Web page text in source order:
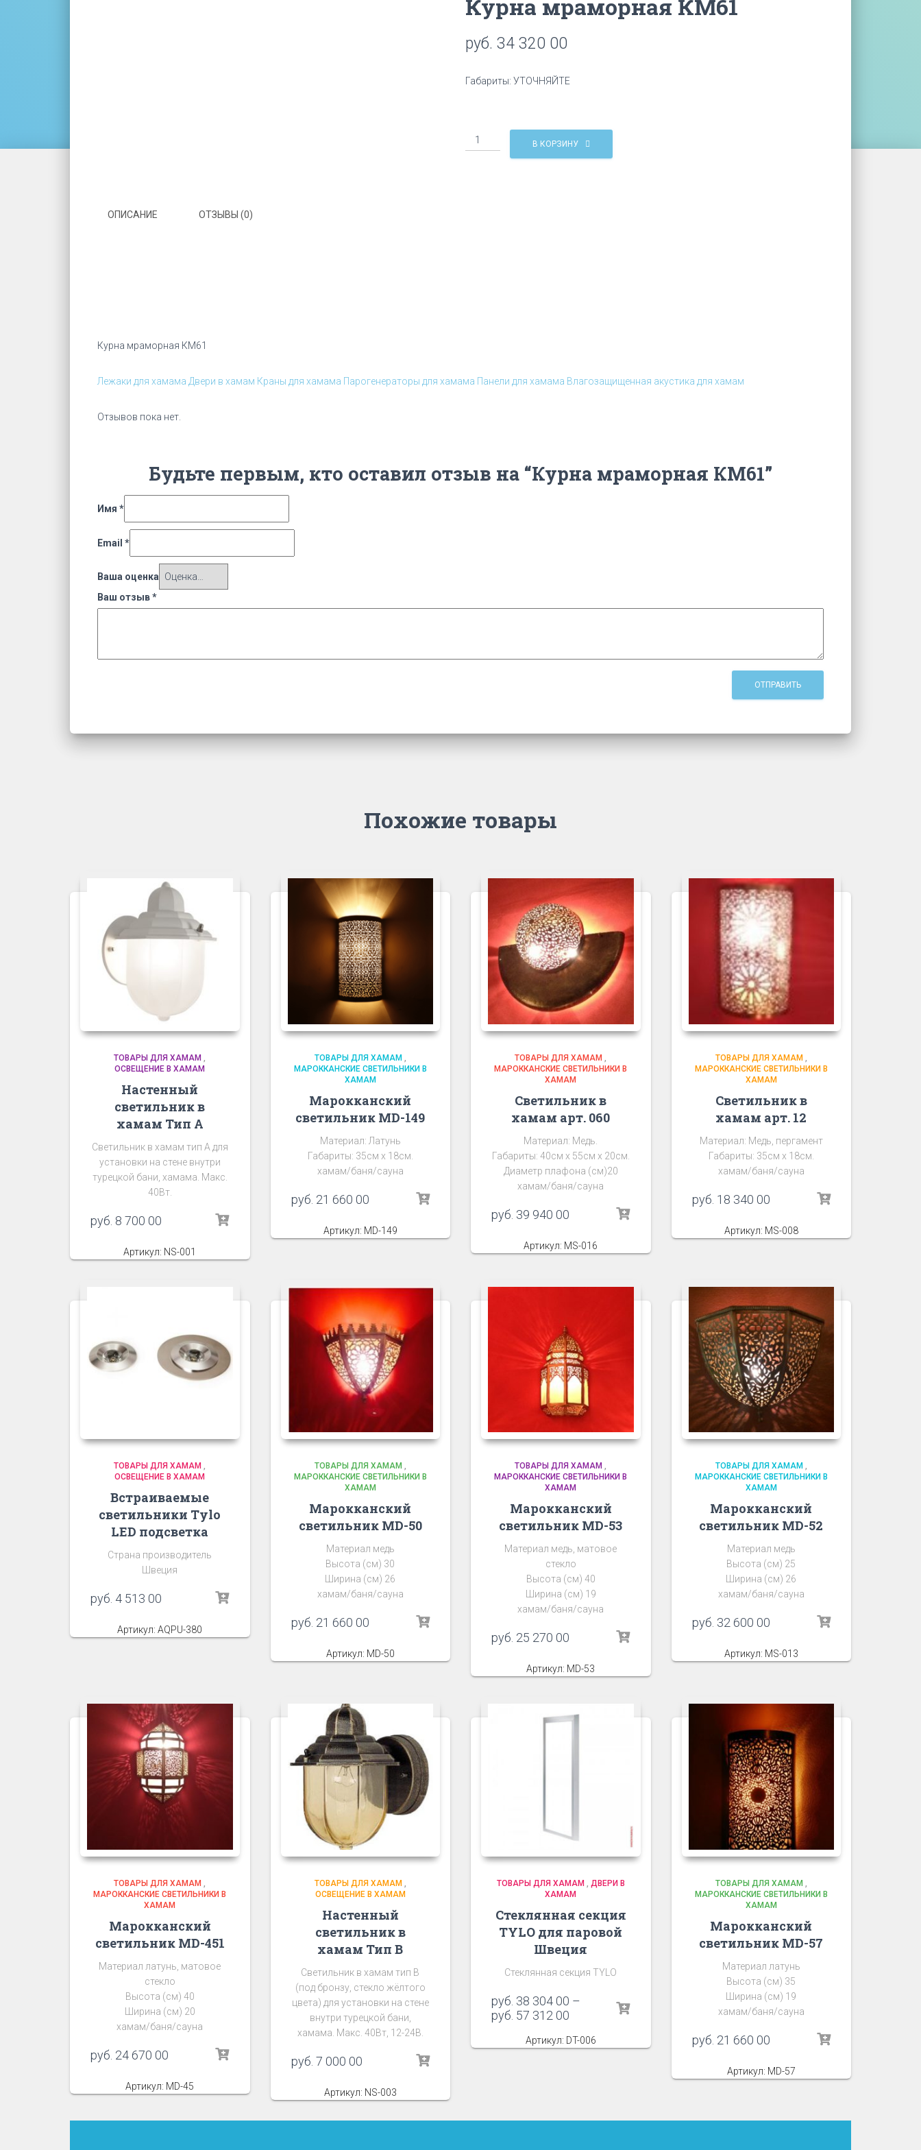
Курна мраморная КМ61
руб. 34 320 00
Габариты: УТОЧНЯЙТЕ
Количество
Курна
В КОРЗИНУ
ОПИСАНИЕ ОТЗЫВЫ (0)
Курна мраморная КМ61
Лежаки для хамама Двери в хамам Краны для хамама Парогенераторы для хамама Панели для хамама Влагозащищенная акустика для хамам
Отзывов пока нет.
Будьте первым, кто оставил отзыв на “Курна мраморная КМ61”
Имя *
Email *
Ваша оценка
Ваш отзыв*
Похожие товары
ТОВАРЫ ДЛЯ ХАМАМ
ОСВЕЩЕНИЕ В ХАМАМ
Настенный
светильник в
хамам Тип А
Светильник в хамам тип А для
установки на стене внутри
турецкой бани, хамама. Макс.
40Вт.
руб. 8 700 00
Артикул: NS-001
ТОВАРЫ ДЛЯ ХАМАМ,
МАРОККАНСКИЕ СВЕТИЛЬНИКИ В
ХАМАМ
Марокканский
светильник MD-149
Материал: Латунь
Габариты: 35см х 18см.
хамам/баня/сауна
руб. 21 660 00
Артикул: MD-149
ТОВАРЫ ДЛЯ ХАМАМ
МАРОККАНСКИЕ СВЕТИЛЬНИКИ В
ХАМАМ
Светильник в
хамам арт. 060
Материал: Медь.
Габариты: 40см х 55см х 20см.
Диаметр плафона (см)20
хамам/баня/сауна
руб. 39 940 00
Артикул: MS-016
ТОВАРЫ ДЛЯ ХАМАМ,
МАРОККАНСКИЕ СВЕТИЛЬНИКИ В
ХАМАМ
Светильник в
хамам арт. 12
Материал: Медь, пергамент
Габариты: 35см х 18см.
хамам/баня/сауна
руб. 18 340 00
Артикул: MS-008
ТОВАРЫ ДЛЯ ХАМАМ ,
ОСВЕЩЕНИЕ В ХАМАМ
Встраиваемые
светильники Tylo
LED подсветка
Страна производитель
Швеция
руб. 4 513 00
Артикул: AQPU-380
ТОВАРЫ ДЛЯ ХАМАМ ,
МАРОККАНСКИЕ СВЕТИЛЬНИКИ В
ХАМАМ
Марокканский
светильник MD-50
Материал медь
Высота (см) 30
Ширина (см) 26
хамам/баня/сауна
руб. 21 660 00
Артикул: MD-50
ТОВАРЫ ДЛЯ ХАМАМ ,
МАРОККАНСКИЕ СВЕТИЛЬНИКИ В
ХАМАМ
Марокканский
светильник MD-53
Материал медь, матовое
стекло
Высота (см) 40
Ширина (см) 19
хамам/баня/сауна
руб. 25 270 00
Артикул: MD-53
ТОВАРЫ ДЛЯ ХАМАМ ,
МАРОККАНСКИЕ СВЕТИЛЬНИКИ В
ХАМАМ
Марокканский
светильник MD-52
Материал медь
Высота (см) 25
Ширина (см) 26
хамам/баня/сауна
руб. 32 600 00
Артикул: MS-013
ТОВАРЫ ДЛЯ ХАМАМ
МАРОККАНСКИЕ СВЕТИЛЬНИКИ В
ХАМАМ
Марокканский
светильник MD-451
Материал латунь, матовое
стекло
Высота (см) 40
Ширина (см) 20
хамам/баня/сауна
руб. 24 670 00
Артикул: MD-45
ТОВАРЫ ДЛЯ ХАМАМ,
ОСВЕЩЕНИЕ В ХАМАМ
Настенный
светильник в
хамам Тип В
Светильник в хамам тип В
(под бронзу, стекло жёлтого
цвета) для установки на стене
внутри турецкой бани,
хамама. Макс. 40Вт, 12-24В.
руб. 7 000 00
Артикул: NS-003
ТОВАРЫ ДЛЯ ХАМАМ, ДВЕРИ В
ХАМАМ
Стеклянная секция
TYLO для паровой
Швеция
Стеклянная секция TYLO
руб. 38 304 00 –
руб. 57 312 00
Артикул: DT-006
ТОВАРЫ ДЛЯ ХАМАМ
МАРОККАНСКИЕ СВЕТИЛЬНИКИ В
ХАМАМ
Марокканский
светильник MD-57
Материал латунь
Высота (см) 35
Ширина (см) 19
хамам/баня/сауна
руб. 21 660 00
Артикул: MD-57